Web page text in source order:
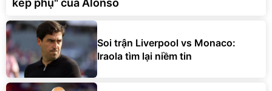
kép phụ" của Alonso
Soi trận Liverpool vs Monaco:
Iraola tìm lại niềm tin